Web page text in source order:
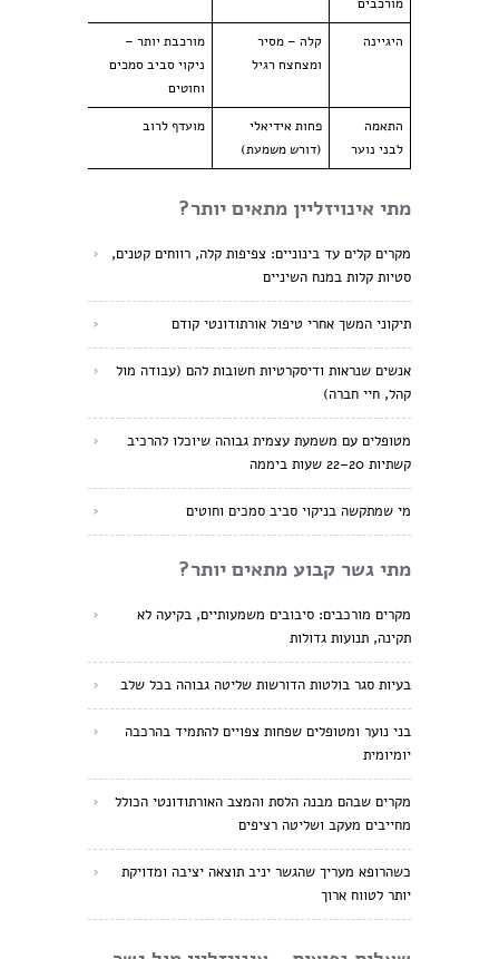
היגיינה
קלה – מסיר
ומצחצח רגיל
מורכבת יותר –
ניקוי סביב סמכים
וחוטים
התאמה
לבני נוער
פחות אידיאלי
(דורש משמעת)
מועדף לרוב
מתי אינויזליין מתאים יותר?
מקרים קלים עד בינוניים: צפיפות קלה, רווחים קטנים,
סטיות קלות במנח השיניים
תיקוני המשך אחרי טיפול אורתודונטי קודם
אנשים שנראות ודיסקרטיות חשובות להם (עבודה מול
קהל, חיי חברה)
מטופלים עם משמעת עצמית גבוהה שיוכלו להרכיב
קשתיות 20–22 שעות ביממה
מי שמתקשה בניקוי סביב סמכים וחוטים
מתי גשר קבוע מתאים יותר?
מקרים מורכבים: סיבובים משמעותיים, בקיעה לא
תקינה, תנועות גדולות
בעיות סגר בולטות הדורשות שליטה גבוהה בכל שלב
בני נוער ומטופלים שפחות צפויים להתמיד בהרכבה
יומיומית
מקרים שבהם מבנה הלסת והמצב האורתודונטי הכולל
מחייבים מעקב ושליטה רציפים
כשהרופא מעריך שהגשר יניב תוצאה יציבה ומדויקת
יותר לטווח ארוך